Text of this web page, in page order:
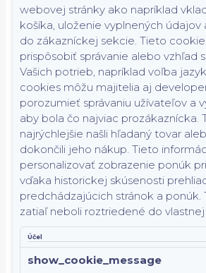
webovej stránky ako napríklad
košíka, uloženie vyplnených údajov
do zákazníckej sekcie. Tieto
prispôsobiť správanie alebo vzhľad
Vašich potrieb, napríklad voľba
cookies môžu majitelia aj
porozumieť správaniu užívateľov a
aby bola čo najviac prozákaznícka.
najrýchlejšie našli hľadaný tovar
dokončili jeho nákup. Tieto
personalizovať zobrazenie ponúk
vďaka historickej skúsenosti
predchádzajúcich stránok a ponúk.
zatiaľ neboli roztriedené do
Účel
show_cookie_message